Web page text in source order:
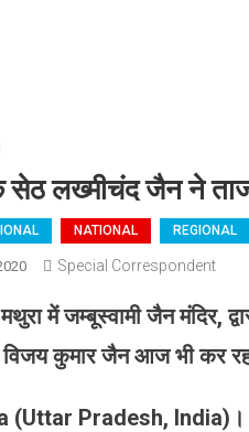
सेठ लख्मीचंद जैन ने
NATIONAL REGIONAL
Special Correspondent
में जम्बूस्वामी जैन मंदिर,
कुमार जैन आज भी कर
(Uttar Pradesh, India)।